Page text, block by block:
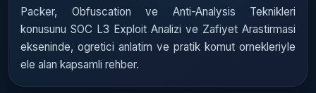
Packer, Obfuscation ve Anti-Analysis Teknikleri
konusunu SOC L3 Exploit Analizi ve Zafiyet Arastirmasi
ekseninde, ogretici anlatim ve pratik komut ornekleriyle
ele alan kapsamli rehber.